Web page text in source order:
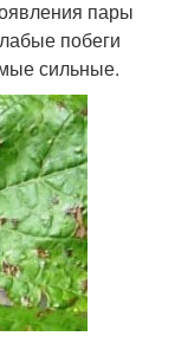
пары
побеги
сильные.